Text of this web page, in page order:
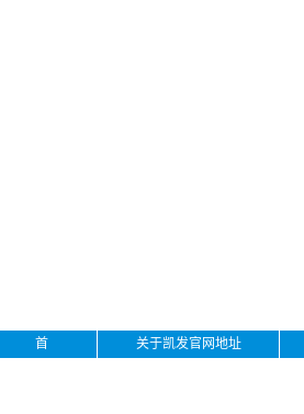
首
关于凯发官网地址